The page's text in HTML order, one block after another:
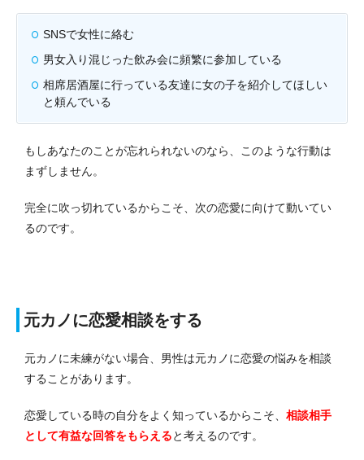
SNSで女性に絡む
男女入り混じった飲み会に頻繁に参加している
相席居酒屋に行っている友達に女の子を紹介してほしい
と頼んでいる
もしあなたのことが忘れられないのなら、このような行動は
まずしません。
完全に吹っ切れているからこそ、次の恋愛に向けて動いてい
るのです。
元カノに恋愛相談をする
元カノに未練がない場合、男性は元カノに恋愛の悩みを相談
することがあります。
恋愛している時の自分をよく知っているからこそ、 相談相手
として有益な回答をもらえると考えるのです。